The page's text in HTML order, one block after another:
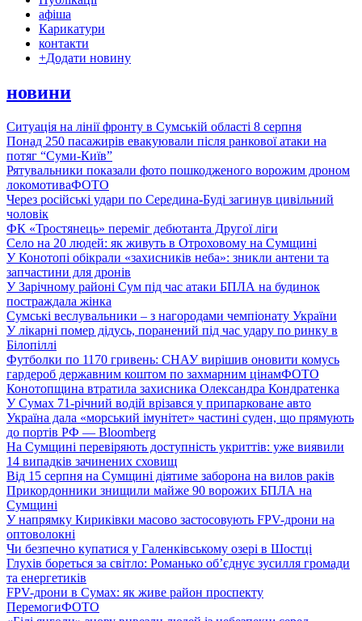
афіша
Карикатури
контакти
+Додати новину
новини
Ситуація на лінії фронту в Сумській області 8 серпня
Понад 250 пасажирів евакуювали після ранкової атаки на
потяг “Суми-Київ”
Рятувальники показали фото пошкодженого ворожим дроном
локомотиваФОТО
Через російські удари по Середина-Буді загинув цивільний
чоловік
ФК «Тростянець» переміг дебютанта Другої ліги
Село на 20 людей: як живуть в Отроховому на Сумщині
У Конотопі обікрали «захисників неба»: зникли антени та
запчастини для дронів
У Зарічному районі Сум під час атаки БПЛА на будинок
постраждала жінка
Сумські веслувальники – з нагородами чемпіонату України
У лікарні помер дідусь, поранений під час удару по ринку в
Білопіллі
Футболки по 1170 гривень: СНАУ вирішив оновити комусь
гардероб державним коштом по захмарним цінамФОТО
Конотопщина втратила захисника Олександра Кондратенка
У Сумах 71-річний водій врізався у припарковане авто
Україна дала «морський імунітет» частині суден, що прямують
до портів РФ — Bloomberg
На Сумщині перевіряють доступність укриттів: уже виявили
14 випадків зачинених сховищ
Від 15 серпня на Сумщині діятиме заборона на вилов раків
Прикордонники знищили майже 90 ворожих БПЛА на
Сумщині
У напрямку Кириківки масово застосовують FPV-дрони на
оптоволокні
Чи безпечно купатися у Галенківському озері в Шостці
Глухів бореться за світло: Романько об’єднує зусилля громади
та енергетиків
FPV-дрони в Сумах: як живе район проспекту
ПеремогиФОТО